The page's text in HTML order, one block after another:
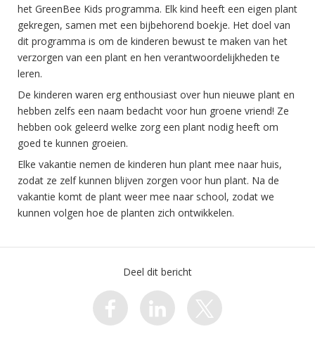
het GreenBee Kids programma. Elk kind heeft een eigen plant
gekregen, samen met een bijbehorend boekje. Het doel van
dit programma is om de kinderen bewust te maken van het
verzorgen van een plant en hen verantwoordelijkheden te
leren.
De kinderen waren erg enthousiast over hun nieuwe plant en
hebben zelfs een naam bedacht voor hun groene vriend! Ze
hebben ook geleerd welke zorg een plant nodig heeft om
goed te kunnen groeien.
Elke vakantie nemen de kinderen hun plant mee naar huis,
zodat ze zelf kunnen blijven zorgen voor hun plant. Na de
vakantie komt de plant weer mee naar school, zodat we
kunnen volgen hoe de planten zich ontwikkelen.
Deel dit bericht